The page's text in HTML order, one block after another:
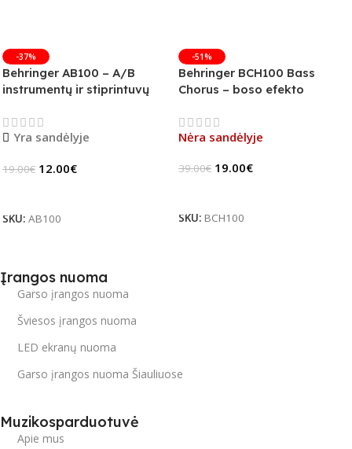
-37%
Behringer AB100 – A/B
instrumentų ir stiprintuvų
Yra sandėlyje
19.00€ 12.00€
SKU: AB100
-51%
Behringer BCH100 Bass
Chorus – boso efekto
Nėra sandėlyje
39.00€ 19.00€
SKU: BCH100
Įrangos nuoma
Garso įrangos nuoma
Šviesos įrangos nuoma
LED ekranų nuoma
Garso įrangos nuoma Šiauliuose
Muzikosparduotuvė
Apie mus